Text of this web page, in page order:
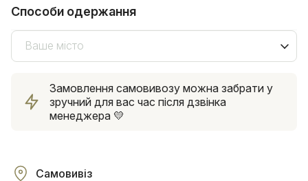
Способи одержання
Ваше місто
Замовлення самовивозу можна забрати у
зручний для вас час після дзвінка
менеджера 💛
Самовивіз